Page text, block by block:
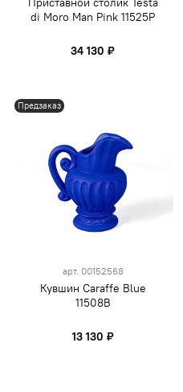
di Moro Man Pink 11525P
34 130 ₽
Предзаказ
арт. 00152568
Кувшин Caraffe Blue
11508B
13 130 ₽